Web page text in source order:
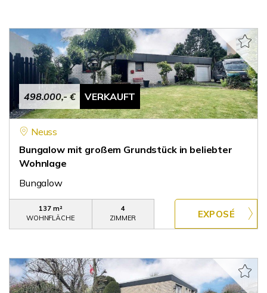
498.000,- € VERKAUFT
Neuss
Bungalow mit großem Grundstück in beliebter
Wohnlage
Bungalow
137 m²
WOHNFLÄCHE
4
ZIMMER